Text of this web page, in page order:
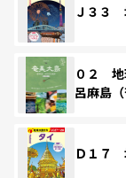
Ｊ３３
０２
呂麻島
Ｄ１７